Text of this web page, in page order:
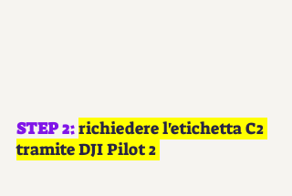
STEP 2: richiedere l'etichetta C2
tramite DJI Pilot 2